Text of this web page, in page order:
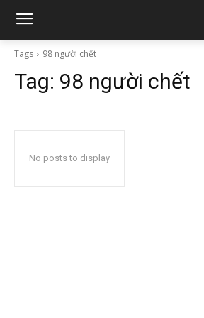
Tags 98 người chết
Tag: 98 người chết
No posts to display